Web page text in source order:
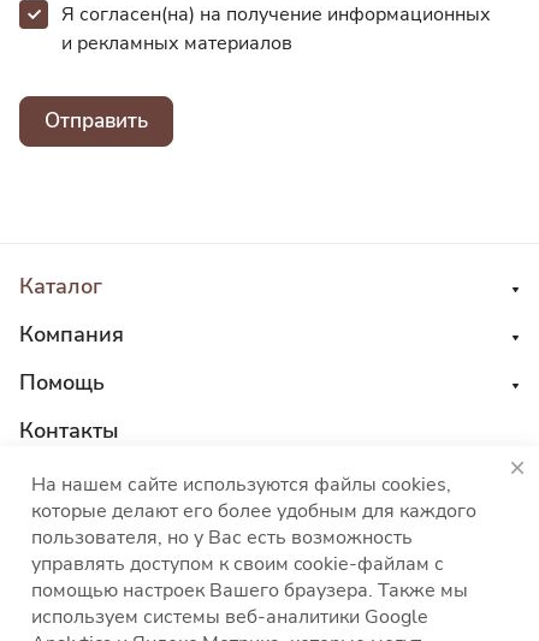
Я согласен(на) на получение информационных
и рекламных материалов
Отправить
Каталог
Компания
Помощь
Контакты
8 800 555 45 04
sales@choco-corp.com
На нашем сайте используются файлы cookies,
которые делают его более удобным для каждого
пользователя, но у Вас есть возможность
управлять доступом к своим cookie-файлам с
помощью настроек Вашего браузера. Также мы
используем системы веб-аналитики Google